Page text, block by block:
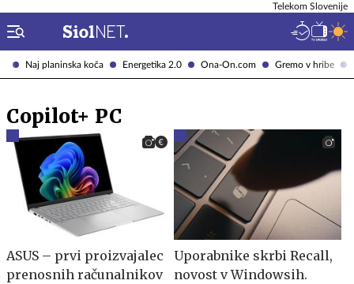
Naj planinska koča Energetika 2.0 Ona-On.com Gremo v hribe
Telekom Slovenije
Copilot+ PC
ASUS – prvi proizvajalec
prenosnih računalnikov
Uporabnike skrbi Recall,
novost v Windowsih.